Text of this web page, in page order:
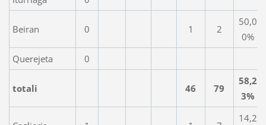
Beiran 0 1 2
50,0
0%
Querejeta
0
totali 46 79
58,2
3%
14,2